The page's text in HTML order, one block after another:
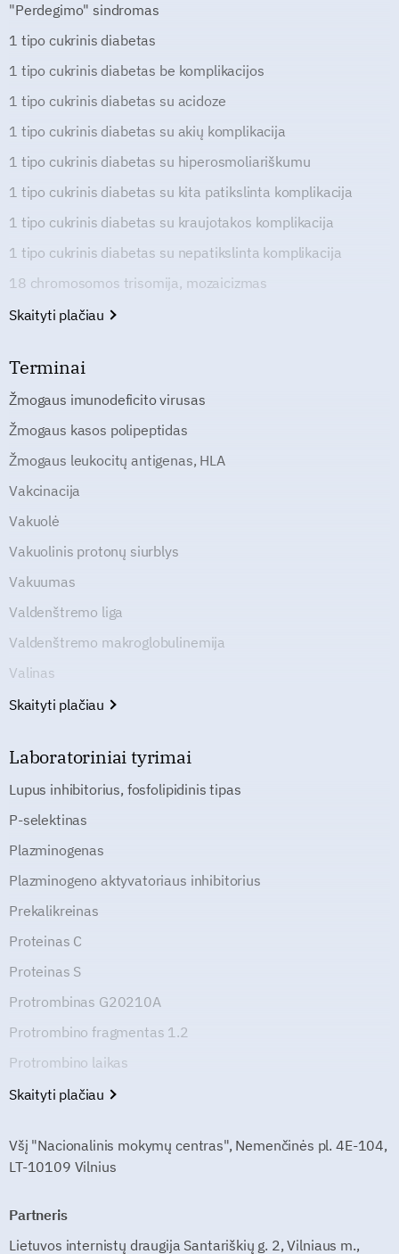
"Perdegimo" sindromas
1 tipo cukrinis diabetas
1 tipo cukrinis diabetas be komplikacijos
1 tipo cukrinis diabetas su acidoze
1 tipo cukrinis diabetas su akių komplikacija
1 tipo cukrinis diabetas su hiperosmoliariškumu
1 tipo cukrinis diabetas su kita patikslinta komplikacija
1 tipo cukrinis diabetas su kraujotakos komplikacija
1 tipo cukrinis diabetas su nepatikslinta komplikacija
18 chromosomos trisomija, mozaicizmas
Skaityti plačiau
Terminai
Žmogaus imunodeficito virusas
Žmogaus kasos polipeptidas
Žmogaus leukocitų antigenas, HLA
Vakcinacija
Vakuolė
Vakuolinis protonų siurblys
Vakuumas
Valdenštremo liga
Valdenštremo makroglobulinemija
Valinas
Skaityti plačiau
Laboratoriniai tyrimai
Lupus inhibitorius, fosfolipidinis tipas
P-selektinas
Plazminogenas
Plazminogeno aktyvatoriaus inhibitorius
Prekalikreinas
Proteinas C
Proteinas S
Protrombinas G20210A
Protrombino fragmentas 1.2
Protrombino laikas
Skaityti plačiau
Všį "Nacionalinis mokymų centras", Nemenčinės pl. 4E-104,
LT-10109 Vilnius
Partneris
Lietuvos internistų draugija Santariškių g. 2, Vilniaus m.,